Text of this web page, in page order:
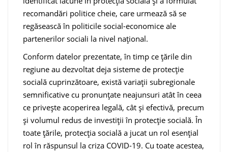
recomandări politice cheie, care urmează să se
regăsească în politicile social-economice ale
partenerilor sociali la nivel național.
Conform datelor prezentate, în timp ce țările din
regiune au dezvoltat deja sisteme de protecţie
socială cuprinzătoare, există variaţii subregionale
semnificative cu pronunţate neajunsuri atât în ceea
ce privește acoperirea legală, cât și efectivă, precum
și volumul redus de investiții în protecție socială. În
toate țările, protecția socială a jucat un rol esențial
rol în răspunsul la criza COVID-19. Cu toate acestea,